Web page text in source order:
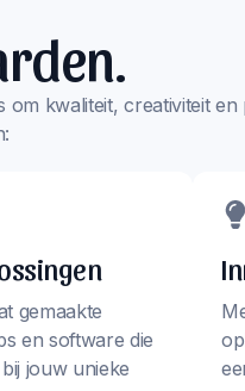
om kwaliteit, creativiteit
gemaakte
en software die
jouw unieke